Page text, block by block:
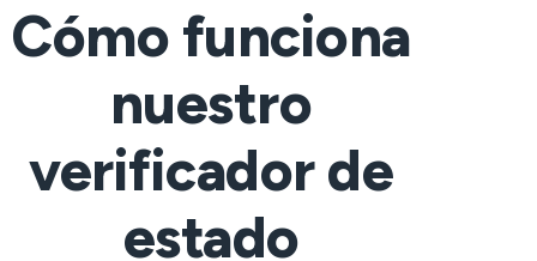
Cómo funciona
nuestro
verificador de
estado